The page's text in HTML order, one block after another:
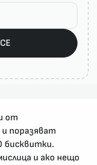
на
от
поразяват
бисквитки.
и ако нещо